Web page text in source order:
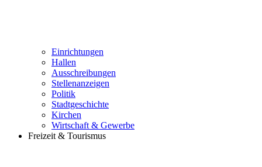
Einrichtungen
Hallen
Ausschreibungen
Stellenanzeigen
Politik
Stadtgeschichte
Kirchen
Wirtschaft & Gewerbe
Freizeit & Tourismus